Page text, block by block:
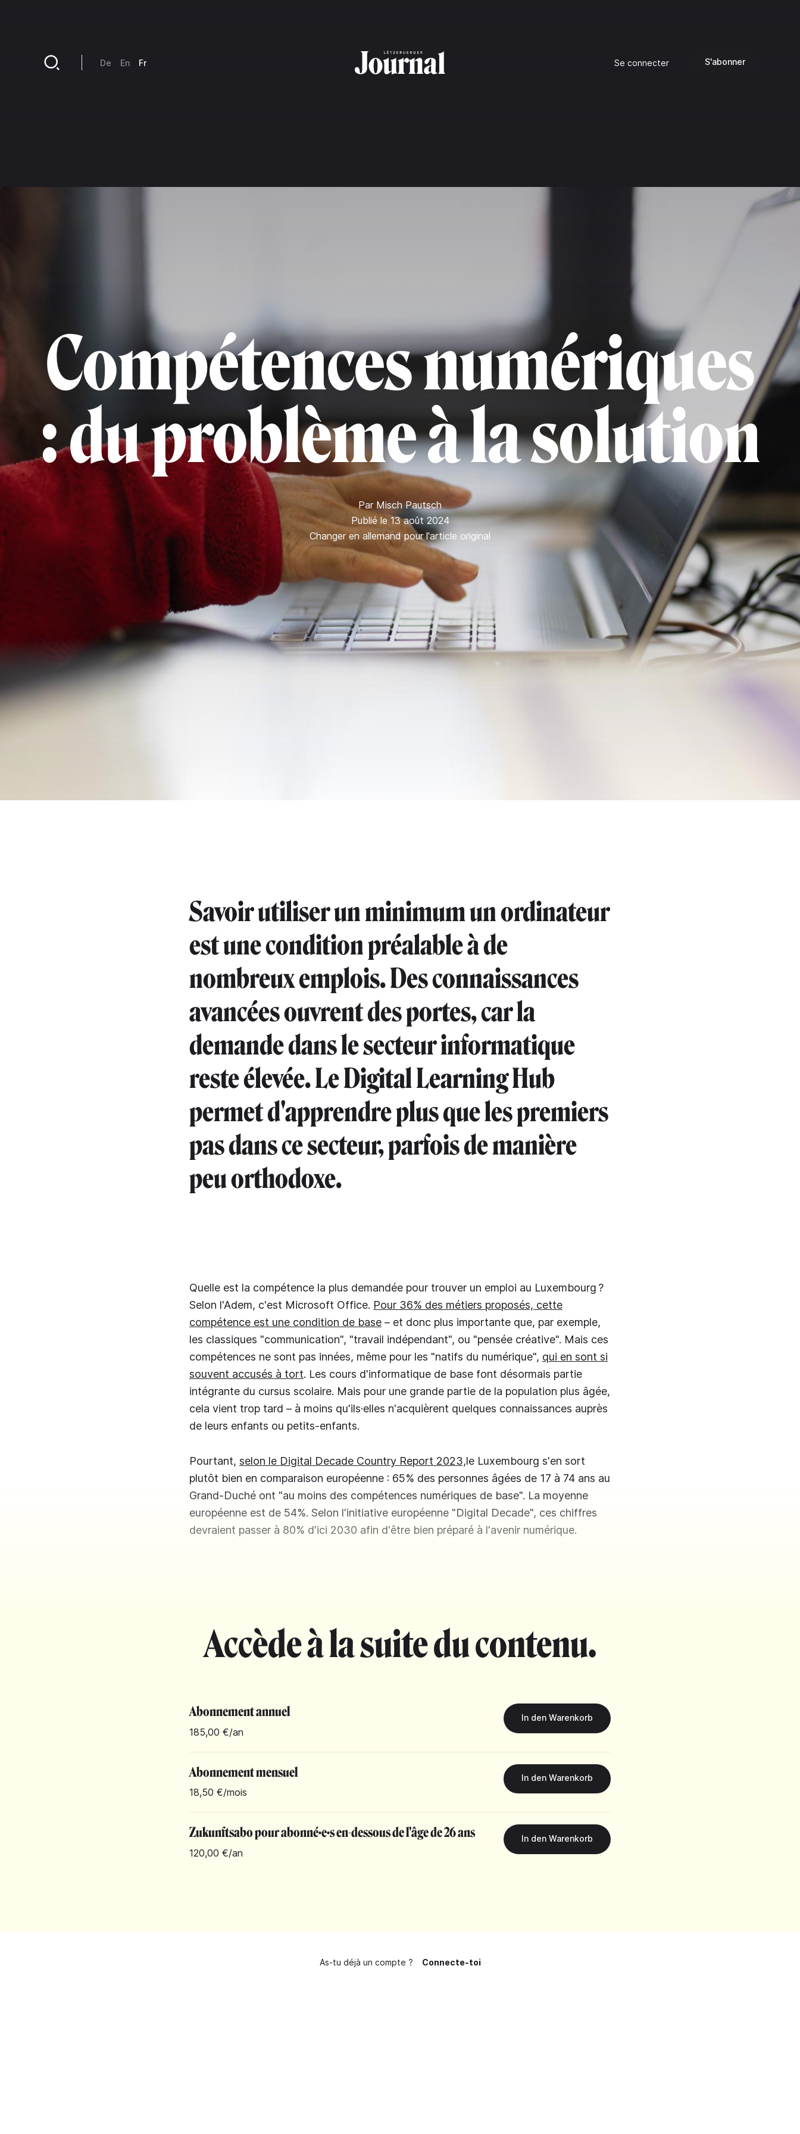
Se connecter S'abonner
De En Fr
Compétences numériques
: du problème à la solution
Par Misch Pautsch
Publié le 13 août 2024
Changer en allemand pour l'article original
Savoir utiliser un minimum un ordinateur
est une condition préalable à de
nombreux emplois. Des connaissances
avancées ouvrent des portes, car la
demande dans le secteur informatique
reste élevée. Le Digital Learning Hub
permet d'apprendre plus que les premiers
pas dans ce secteur, parfois de manière
peu orthodoxe.
Quelle est la compétence la plus demandée pour trouver un emploi au Luxembourg ?
Selon l'Adem, c'est Microsoft Office. Pour 36% des métiers proposés, cette
compétence est une condition de base – et donc plus importante que, par exemple,
les classiques "communication", "travail indépendant", ou "pensée créative". Mais ces
compétences ne sont pas innées, même pour les "natifs du numérique", qui en sont si
souvent accusés à tort. Les cours d'informatique de base font désormais partie
intégrante du cursus scolaire. Mais pour une grande partie de la population plus âgée,
cela vient trop tard – à moins qu'ils·elles n'acquièrent quelques connaissances auprès
de leurs enfants ou petits-enfants.
Pourtant, selon le Digital Decade Country Report 2023,le Luxembourg s'en sort
plutôt bien en comparaison européenne : 65% des personnes âgées de 17 à 74 ans au
Grand-Duché ont "au moins des compétences numériques de base". La moyenne
européenne est de 54%. Selon l'initiative européenne "Digital Decade", ces chiffres
devraient passer à 80% d'ici 2030 afin d'être bien préparé à l'avenir numérique.
Accède à la suite du contenu.
Abonnement annuel
185,00 €/an
Abonnement mensuel
18,50 €/mois
Zukunftsabo pour abonné·e·s en-dessous de l'âge de 26 ans
120,00 €/an
As-tu déjà un compte ? Connecte-toi